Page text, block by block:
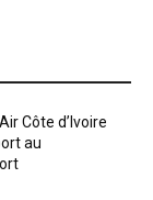
Côte d’Ivoire
au